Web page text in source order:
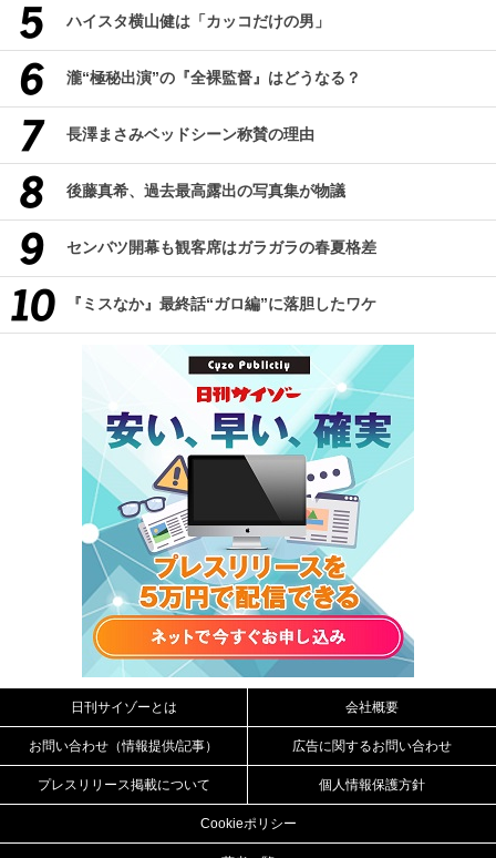
ハイスタ横山健は「カッコだけの男」
瀧“極秘出演”の『全裸監督』はどうなる？
長澤まさみベッドシーン称賛の理由
後藤真希、過去最高露出の写真集が物議
センバツ開幕も観客席はガラガラの春夏格差
『ミスなか』最終話“ガロ編”に落胆したワケ
日刊サイゾーとは 会社概要
お問い合わせ（情報提供/記事） 広告に関するお問い合わせ
プレスリリース掲載について 個人情報保護方針
Cookieポリシー